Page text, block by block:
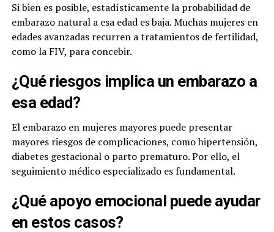
Si bien es posible, estadísticamente la probabilidad de
embarazo natural a esa edad es baja. Muchas mujeres en
edades avanzadas recurren a tratamientos de fertilidad,
como la FIV, para concebir.
¿Qué riesgos implica un embarazo a
esa edad?
El embarazo en mujeres mayores puede presentar
mayores riesgos de complicaciones, como hipertensión,
diabetes gestacional o parto prematuro. Por ello, el
seguimiento médico especializado es fundamental.
¿Qué apoyo emocional puede ayudar
en estos casos?